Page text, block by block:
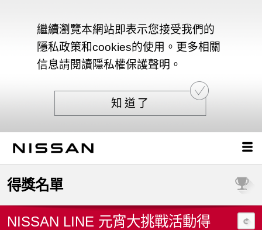
繼續瀏覽本網站即表示您接受我們的
隱私政策和cookies的使用。更多相關
信息請閱讀隱私權保護聲明。
知道了
得獎名單
NISSAN LINE 元宵大挑戰活動得